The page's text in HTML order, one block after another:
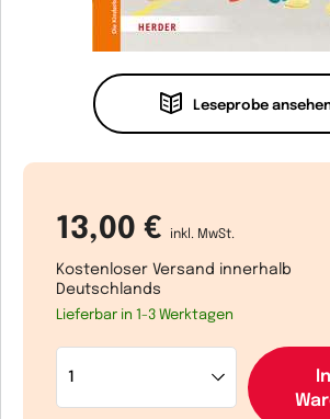
Leseprobe
13,00 € inkl. MwSt.
Kostenloser Versand innerhalb
Deutschlands
Lieferbar in 1-3 Werktagen